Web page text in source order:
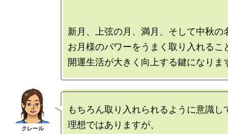
新月、上弦の月、満月、そして中秋の
お月様のパワーをうまく取り入れるこ
もちろん取り入れられるように意識し
理想ではありますが、